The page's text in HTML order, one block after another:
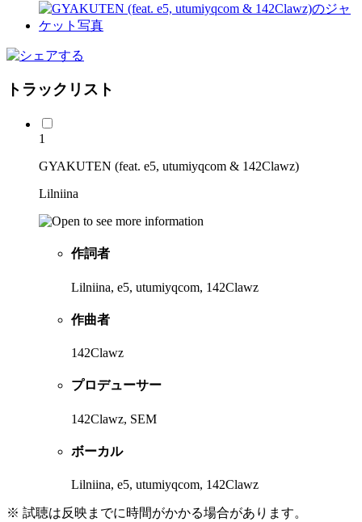
トラックリスト
1
GYAKUTEN (feat. e5, utumiyqcom & 142Clawz)
Lilniina
作詞者
Lilniina, e5, utumiyqcom, 142Clawz
作曲者
142Clawz
プロデューサー
142Clawz, SEM
ボーカル
Lilniina, e5, utumiyqcom, 142Clawz
※ 試聴は反映までに時間がかかる場合があります。